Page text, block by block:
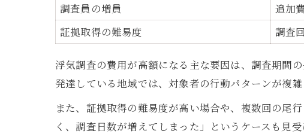
調査員の増員
追加
証拠取得の難易度
調査
浮気調査の費用が高額になる主な要因は、調査期間
発達している地域では、対象者の行動パターンが複
また、証拠取得の難易度が高い場合や、複数回の尾
く、調査日数が増えてしまった」というケースも見